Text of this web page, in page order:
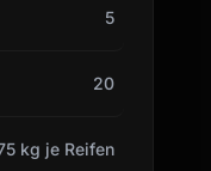
5
20
kg je Reifen